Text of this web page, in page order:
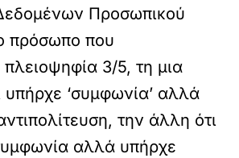
Προσωπικού
πρόσωπο που
3/5, τη μια
υπήρχε ‘συμφωνία’ αλλά
την άλλη ότι
αλλά υπήρχε